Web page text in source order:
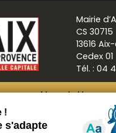
Mairie
CS 30715
13616
Cedex 01
Tél. : 04
Newsletter